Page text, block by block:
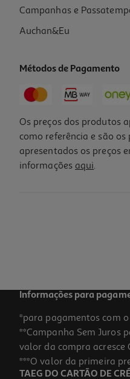
Campanhas e
Auchan&Eu
Métodos de Pagamento
Os preços dos produtos
como referência e são
apresentados os preços
informações aqui.
Informações para
*para pagamentos com
**Campanha Sem Juros
valor da compra acresce
***O valor da primeira
TAEG DO CARTÃO DE